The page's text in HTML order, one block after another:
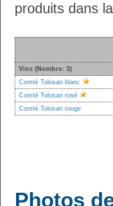
produits dans
Vins (Nombre: 3)
Comté Tolosan blanc
Comté Tolosan rosé
Comté Tolosan rouge
Photos